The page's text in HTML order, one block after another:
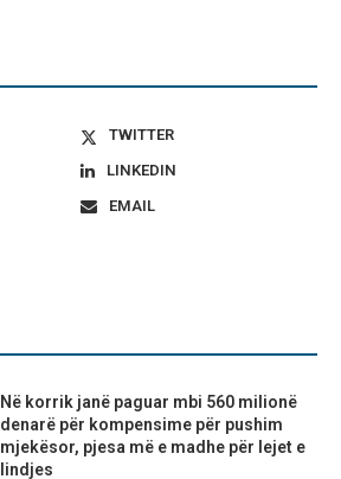
TWITTER
LINKEDIN
EMAIL
Në korrik janë paguar mbi 560 milionë
denarë për kompensime për pushim
mjekësor, pjesa më e madhe për lejet e
lindjes